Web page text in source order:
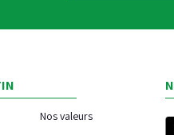
Nos valeurs